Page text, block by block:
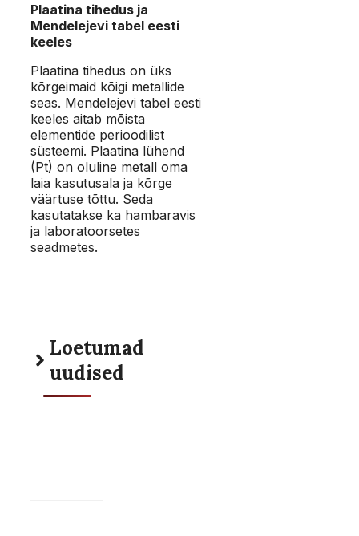
Plaatina tihedus ja
Mendelejevi tabel eesti
keeles
Plaatina tihedus on üks
kõrgeimaid kõigi metallide
seas. Mendelejevi tabel eesti
keeles aitab mõista
elementide perioodilist
süsteemi. Plaatina lühend
(Pt) on oluline metall oma
laia kasutusala ja kõrge
väärtuse tõttu. Seda
kasutatakse ka hambaravis
ja laboratoorsetes
seadmetes.
Loetumad
uudised